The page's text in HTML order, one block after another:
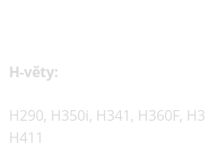
H-věty:
H290, H350i, H341, H360F,
H411